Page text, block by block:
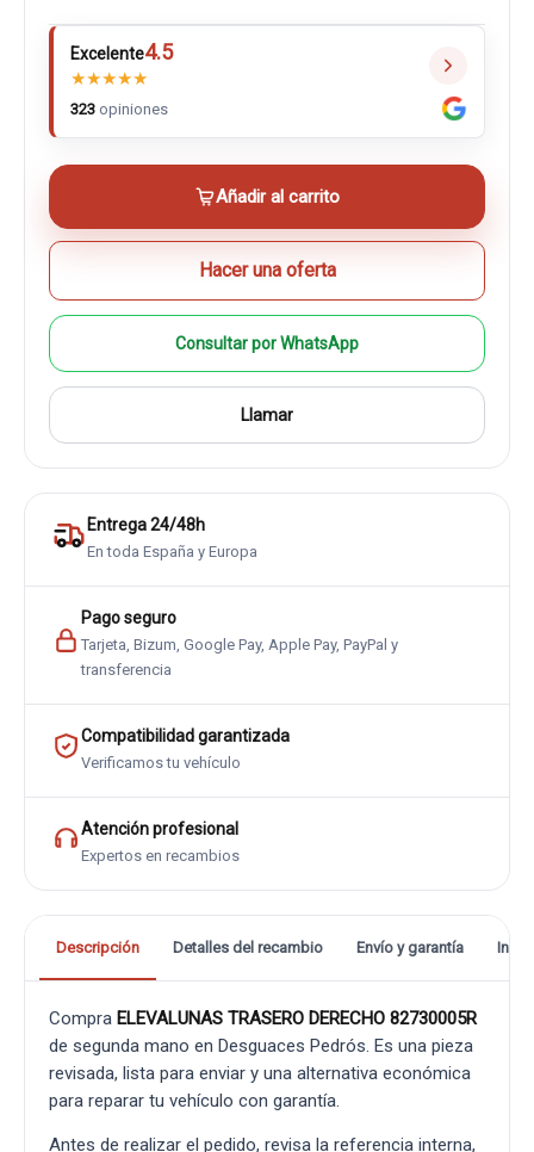
Excelente4.5
★★★★★
323 opiniones
Añadir al carrito
Hacer una oferta
Consultar por WhatsApp
Llamar
Entrega 24/48h
En toda España y Europa
Pago seguro
Tarjeta, Bizum, Google Pay, Apple Pay, PayPal y
transferencia
Compatibilidad garantizada
Verificamos tu vehículo
Atención profesional
Expertos en recambios
Descripción Detalles del recambio Envío y garantía
Compra ELEVALUNAS TRASERO DERECHO 82730005R
de segunda mano en Desguaces Pedrós. Es una pieza
revisada, lista para enviar y una alternativa económica
para reparar tu vehículo con garantía.
Antes de realizar el pedido, revisa la referencia interna,